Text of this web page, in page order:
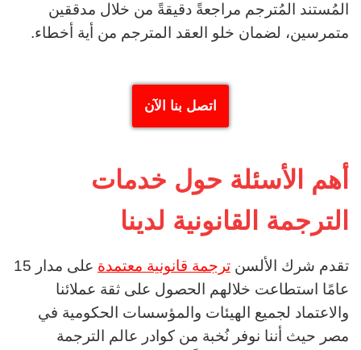
المُستند المُترجم مراجعةً دقيقةً من خلال مدققين
متمرسين، لضمان خلو العقد المترجم من أية أخطاء.
اتصل بنا الآن
أهم الأسئلة حول خدمات
الترجمة القانونية لدينا
تقدم شرك الألسن ترجمة قانونية معتمدة
على مدار 15
عامًا استطاعت خلالهم الحصول على ثقة عملائنا
والاعتماد لجميع الهيئات والمؤسسات الحكومية في
مصر حيث أننا نوفر نُخبة من كوادر عالم الترجمة